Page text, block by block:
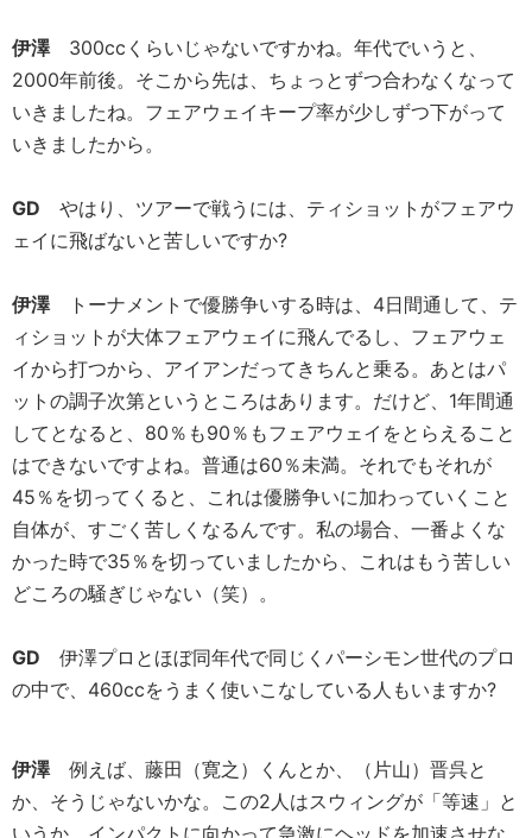
伊澤
300ccくらいじゃないですかね。年代でいうと、
2000年前後。そこから先は、ちょっとずつ合わなくなって
いきましたね。フェアウェイキープ率が少しずつ下がって
いきましたから。
GD
やはり、ツアーで戦うには、ティショットがフェアウ
ェイに飛ばないと苦しいですか?
伊澤
トーナメントで優勝争いする時は、4日間通して、テ
ィショットが大体フェアウェイに飛んでるし、フェアウェ
イから打つから、アイアンだってきちんと乗る。あとはパ
ットの調子次第というところはあります。だけど、1年間通
してとなると、80％も90％もフェアウェイをとらえること
はできないですよね。普通は60％未満。それでもそれが
45％を切ってくると、これは優勝争いに加わっていくこと
自体が、すごく苦しくなるんです。私の場合、一番よくな
かった時で35％を切っていましたから、これはもう苦しい
どころの騒ぎじゃない（笑）。
GD
伊澤プロとほぼ同年代で同じくパーシモン世代のプロ
の中で、460ccをうまく使いこなしている人もいますか?
伊澤例えば、藤田（寛之）くんとか、（片山）晋呉と
か、そうじゃないかな。この2人はスウィングが「等速」と
いうか、インパクトに向かって急激にヘッドを加速させな